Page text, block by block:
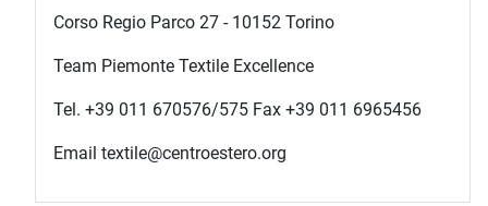
Corso Regio Parco 27 - 10152 Torino
Team Piemonte Textile Excellence
Tel. +39 011 670576/575 Fax +39 011 6965456
Email textile@centroestero.org